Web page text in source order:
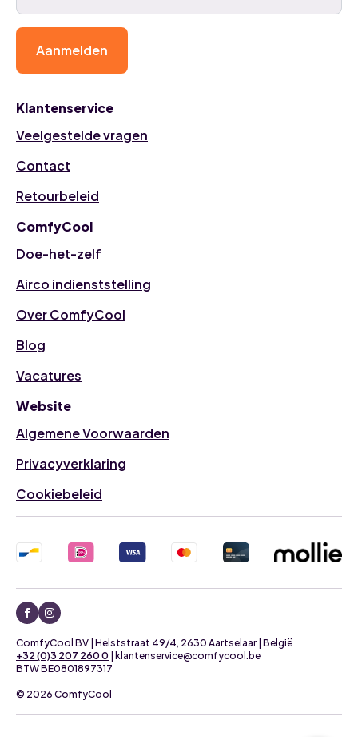
Klantenservice
Veelgestelde vragen
Contact
Retourbeleid
ComfyCool
Doe-het-zelf
Airco indienststelling
Over ComfyCool
Blog
Vacatures
Website
Algemene Voorwaarden
Privacyverklaring
Cookiebeleid
Aanmelden
© 2026 ComfyCool
+32 (0)3 207 260 0 | klantenservice@comfycool.be
BTW BE0801897317
ComfyCool BV | Helststraat 49/4, 2630 Aartselaar | België